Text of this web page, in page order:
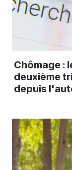
Chômage :
deuxième
depuis